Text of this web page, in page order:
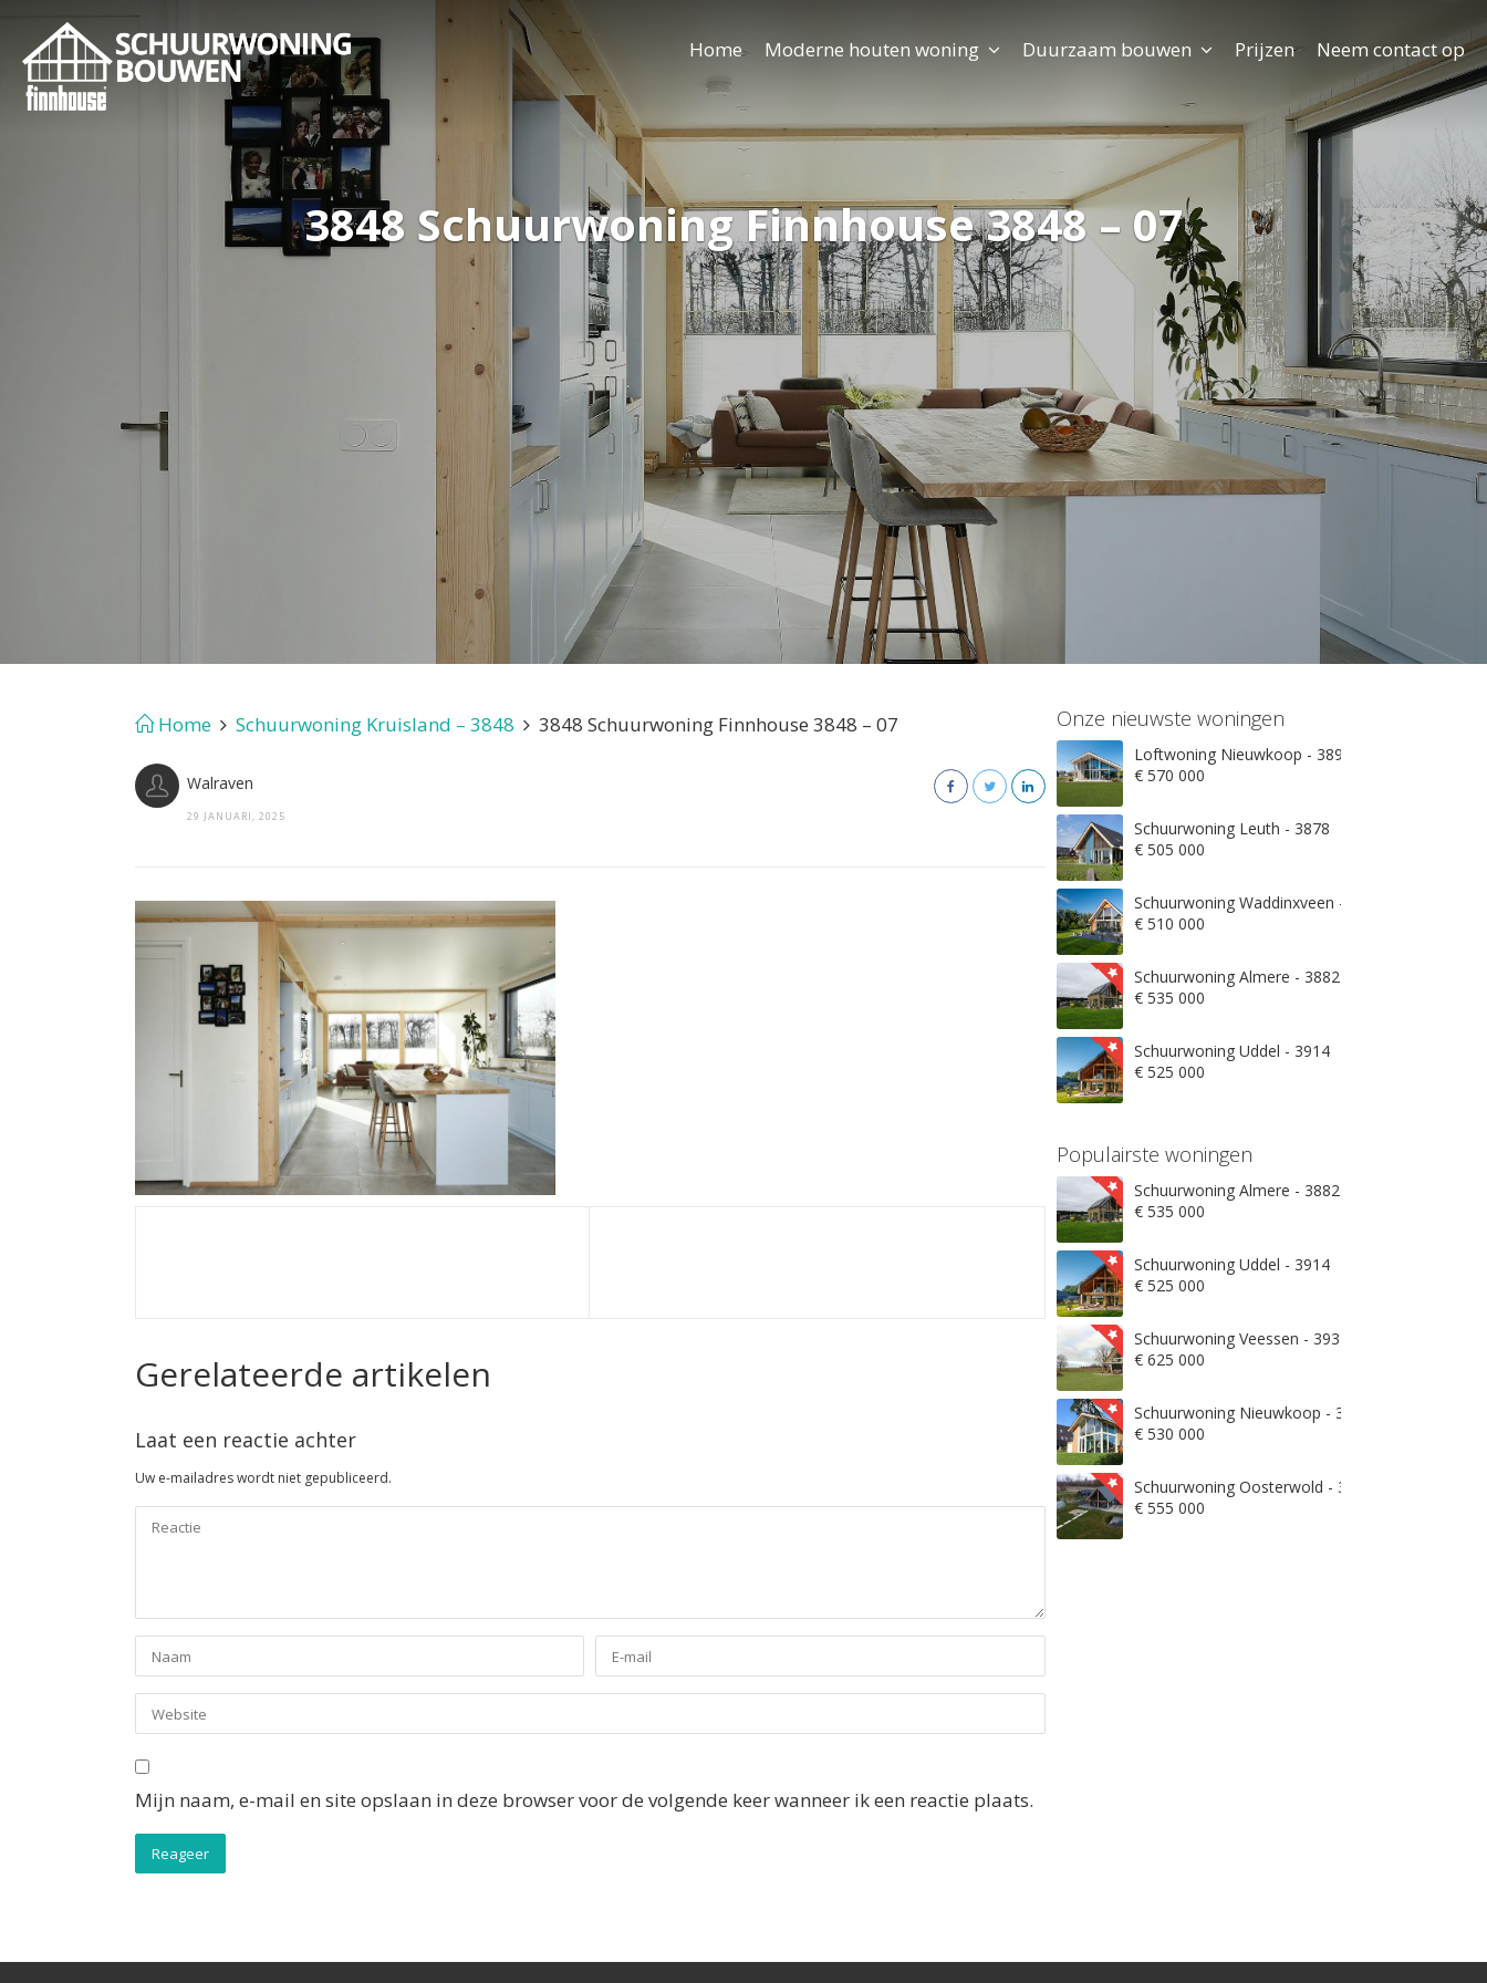
3848 Schuurwoning Finnhouse 3848 – 07
Home Moderne houten woning Duurzaam bouwen Prijzen Neem contact op
Home Schuurwoning Kruisland – 3848 3848 Schuurwoning Finnhouse 3848 – 07
Walraven
29 JANUARI, 2025
Gerelateerde artikelen
Laat een reactie achter
Uw e-mailadres wordt niet gepubliceerd.
Mijn naam, e-mail en site opslaan in deze browser voor de volgende keer wanneer ik een reactie plaats.
Onze nieuwste woningen
Loftwoning Nieuwkoop - 3897
€ 570 000
Schuurwoning Leuth - 3878
€ 505 000
Schuurwoning Waddinxveen - 3845
€ 510 000
Schuurwoning Almere - 3882
€ 535 000
Schuurwoning Uddel - 3914
€ 525 000
Populairste woningen
Schuurwoning Almere - 3882
€ 535 000
Schuurwoning Uddel - 3914
€ 525 000
Schuurwoning Veessen - 3932
€ 625 000
Schuurwoning Nieuwkoop - 3871
€ 530 000
Schuurwoning Oosterwold - 3906
€ 555 000